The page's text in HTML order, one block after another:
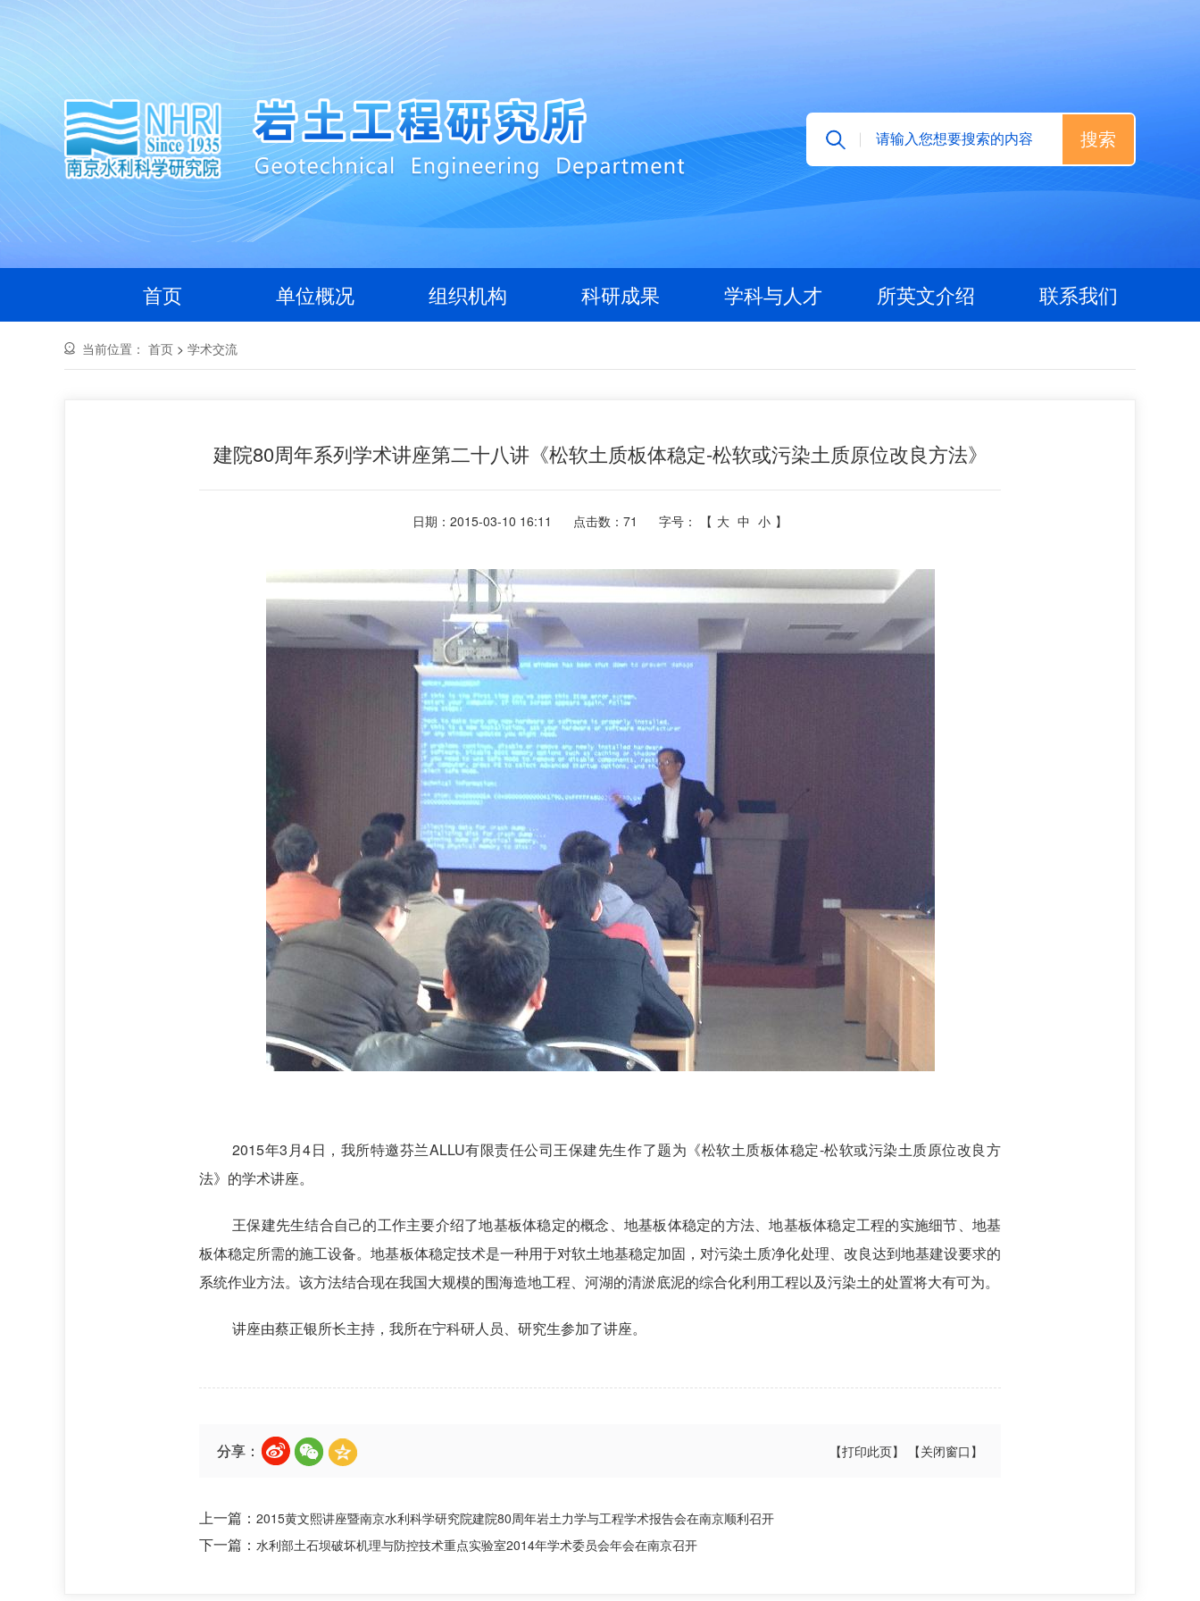
首页 单位概况 组织机构 科研成果 学科与人才 所英文介绍 联系我们
当前位置： 首页 > 学术交流
建院80周年系列学术讲座第二十八讲《松软土质板体稳定-松软或污染土质原位改良方法》
日期：2015-03-10 16:11 点击数： 71 字号： 【 大 中 小 】
2015年3月4日，我所特邀芬兰ALLU有限责任公司王保建先生作了题为《松软土质板体稳定-松软或污染土质原位改良方
法》的学术讲座。
王保建先生结合自己的工作主要介绍了地基板体稳定的概念、地基板体稳定的方法、地基板体稳定工程的实施细节、地基
板体稳定所需的施工设备。地基板体稳定技术是一种用于对软土地基稳定加固，对污染土质净化处理、改良达到地基建设要求的
系统作业方法。该方法结合现在我国大规模的围海造地工程、河湖的清淤底泥的综合化利用工程以及污染土的处置将大有可为。
讲座由蔡正银所长主持，我所在宁科研人员、研究生参加了讲座。
分享： 【打印此页】 【关闭窗口】
上一篇： 2015黄文熙讲座暨南京水利科学研究院建院80周年岩土力学与工程学术报告会在南京顺利召开
下一篇： 水利部土石坝破坏机理与防控技术重点实验室2014年学术委员会年会在南京召开